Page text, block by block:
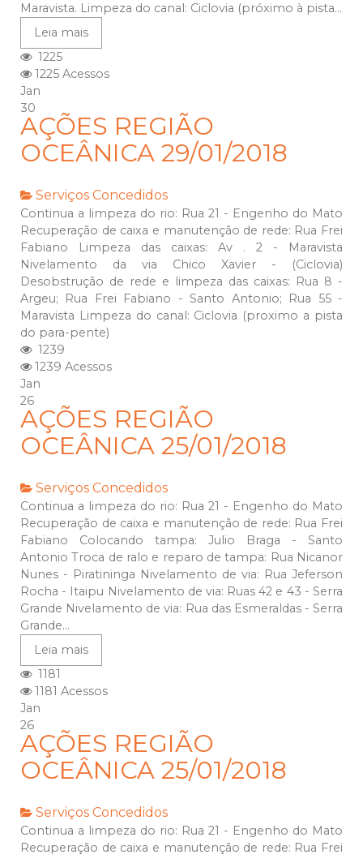
Maravista. Limpeza do canal: Ciclovia (próximo à pista...
Leia mais
1225
1225 Acessos
Jan
30
AÇÕES REGIÃO
OCEÂNICA 29/01/2018
Serviços Concedidos
Continua a limpeza do rio: Rua 21 - Engenho do Mato
Recuperação de caixa e manutenção de rede: Rua Frei
Fabiano Limpeza das caixas: Av . 2 - Maravista
Nivelamento da via Chico Xavier - (Ciclovia)
Desobstrução de rede e limpeza das caixas: Rua 8 -
Argeu; Rua Frei Fabiano - Santo Antonio; Rua 55 -
Maravista Limpeza do canal: Ciclovia (proximo a pista
do para-pente)
1239
1239 Acessos
Jan
26
AÇÕES REGIÃO
OCEÂNICA 25/01/2018
Serviços Concedidos
Continua a limpeza do rio: Rua 21 - Engenho do Mato
Recuperação de caixa e manutenção de rede: Rua Frei
Fabiano Colocando tampa: Julio Braga - Santo
Antonio Troca de ralo e reparo de tampa: Rua Nicanor
Nunes - Piratininga Nivelamento de via: Rua Jeferson
Rocha - Itaipu Nivelamento de via: Ruas 42 e 43 - Serra
Grande Nivelamento de via: Rua das Esmeraldas - Serra
Grande...
Leia mais
1181
1181 Acessos
Jan
26
AÇÕES REGIÃO
OCEÂNICA 25/01/2018
Serviços Concedidos
Continua a limpeza do rio: Rua 21 - Engenho do Mato
Recuperação de caixa e manutenção de rede: Rua Frei